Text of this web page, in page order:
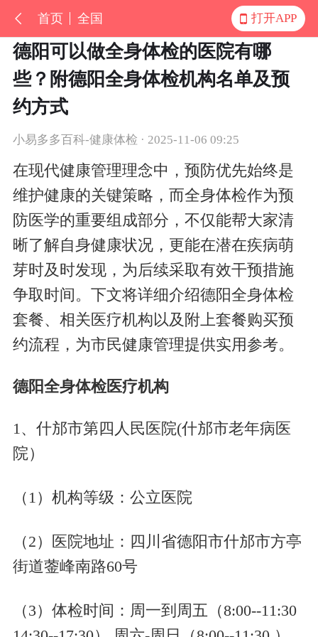
首页 全国 打开APP
德阳可以做全身体检的医院有哪
些？附德阳全身体检机构名单及预
约方式
小易多多百科-健康体检 · 2025-11-06 09:25
在现代健康管理理念中，预防优先始终是
维护健康的关键策略，而全身体检作为预
防医学的重要组成部分，不仅能帮大家清
晰了解自身健康状况，更能在潜在疾病萌
芽时及时发现，为后续采取有效干预措施
争取时间。 下文将详细介绍德阳全身体检
套餐、相关医疗机构以及附上套餐购买预
约流程，为市民健康管理提供实用参考。
德阳全身体检医疗机构
1、 什邡市第四人民医院(什邡市老年病医
院）
（ 1） 机构等级： 公立医院
（2） 医院地址： 四川省德阳市什邡市方亭
街道蓥峰南路60号
（3） 体检时间： 周一到周五（8:00--11:30